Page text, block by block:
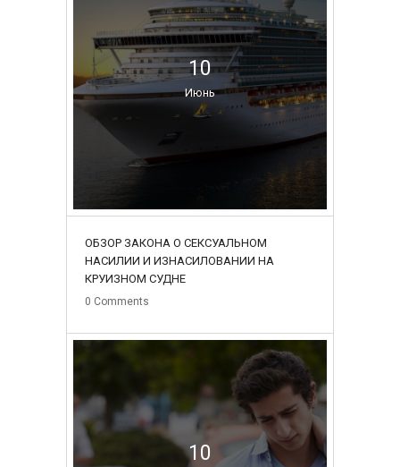
10
Июнь
ОБЗОР ЗАКОНА О СЕКСУАЛЬНОМ
НАСИЛИИ И ИЗНАСИЛОВАНИИ НА
КРУИЗНОМ СУДНЕ
0 Comments
10